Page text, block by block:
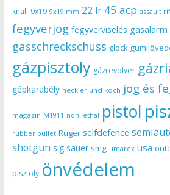
knall 9x19 9x19 mm 22 lr 45 acp assault
fegyverjog fegyverviselés gasalarm
gasschreckschuss glock
gázpisztoly gázrevolver
gépkarabély heckler und koch jog és
magazin M1911 non lethal pistol
rubber bullet Ruger selfdefence
shotgun sig sauer smg umarex usa
pisztoly önvédelem